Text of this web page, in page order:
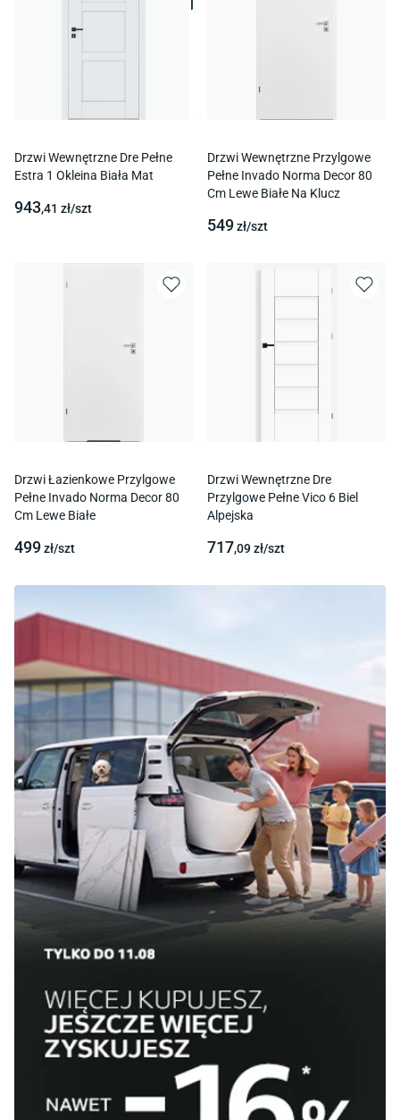
Drzwi Wewnętrzne Dre Pełne
Estra 1 Okleina Biała Mat
943,41 zł/szt
Drzwi Wewnętrzne Przylgowe
Pełne Invado Norma Decor 80
Cm Lewe Białe Na Klucz
549zł/szt
Drzwi Łazienkowe Przylgowe
Pełne Invado Norma Decor 80
Cm Lewe Białe
499zł/szt
Drzwi Wewnętrzne Dre
Przylgowe Pełne Vico 6 Biel
Alpejska
717,09zł/szt